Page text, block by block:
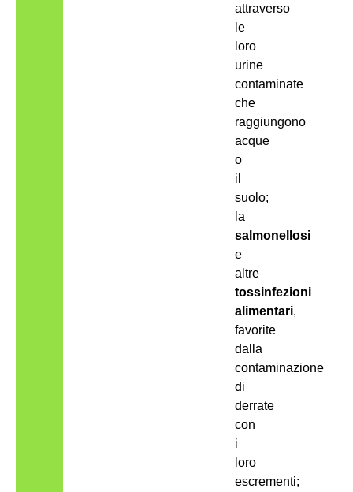
attraverso
le
loro
urine
contaminate
che
raggiungono
acque
o
il
suolo;
la
salmonellosi
e
altre
tossinfezioni
alimentari,
favorite
dalla
contaminazione
di
derrate
con
i
loro
escrementi;